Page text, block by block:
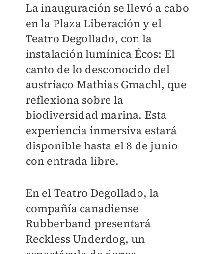
La inauguración se llevó a cabo
en la Plaza Liberación y el
Teatro Degollado, con la
instalación lumínica Écos: El
canto de lo desconocido del
austriaco Mathias Gmachl, que
reflexiona sobre la
biodiversidad marina. Esta
experiencia inmersiva estará
disponible hasta el 8 de junio
con entrada libre.
En el Teatro Degollado, la
compañía canadiense
Rubberband presentará
Reckless Underdog, un